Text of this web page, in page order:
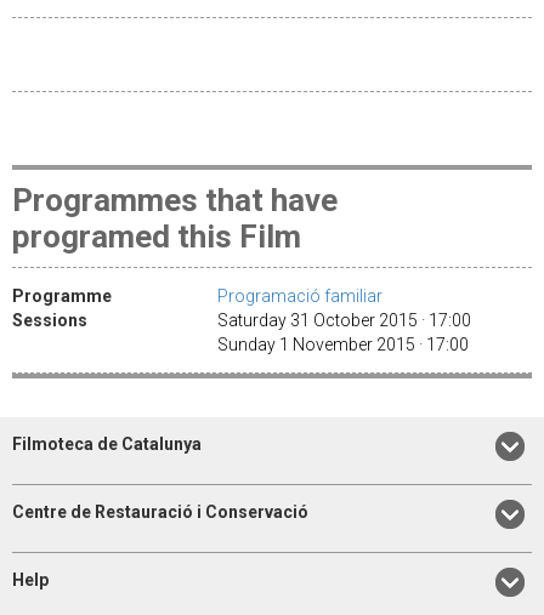
Programmes that have
programed this Film
Programme
Programació familiar
Sessions
Saturday 31 October 2015 · 17:00
Sunday 1 November 2015 · 17:00
Filmoteca de Catalunya
Centre de Restauració i Conservació
Help